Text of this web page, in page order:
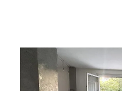
ST ETIENNE 42
44 m2, 2 pièces
Ref : 3627